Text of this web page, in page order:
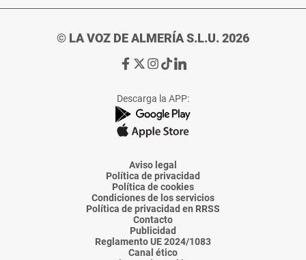
© LA VOZ DE ALMERÍA S.L.U. 2026
Ir
de
La
Voz
Almería
Ir
de
La
Voz
Almería
Ir
de
La
Voz
Almería
Ir
de
La
Voz
Almería
Ir
de
La
Voz
Descarga la APP:
Aviso legal
Política de privacidad
Política de cookies
Condiciones de los servicios
Política de privacidad en RRSS
Contacto
Publicidad
Reglamento UE 2024/1083
Canal ético